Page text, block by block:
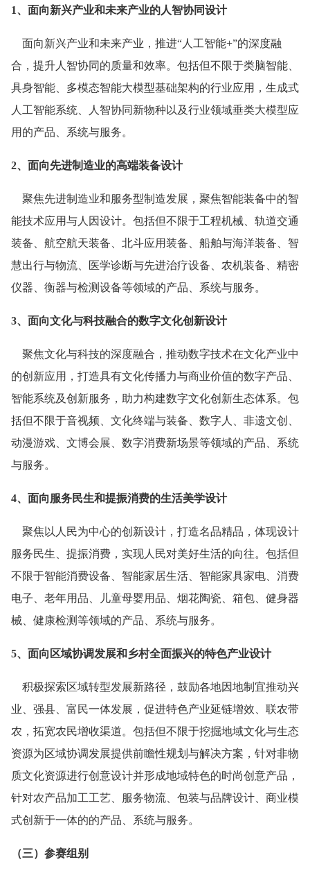
1、面向新兴产业和未来产业的人智协同设计
面向新兴产业和未来产业，推进“人工智能+”的深度融
合，提升人智协同的质量和效率。包括但不限于类脑智能、
具身智能、多模态智能大模型基础架构的行业应用，生成式
人工智能系统、人智协同新物种以及行业领域垂类大模型应
用的产品、系统与服务。
2、面向先进制造业的高端装备设计
聚焦先进制造业和服务型制造发展，聚焦智能装备中的智
能技术应用与人因设计。包括但不限于工程机械、轨道交通
装备、航空航天装备、北斗应用装备、船舶与海洋装备、智
慧出行与物流、医学诊断与先进治疗设备、农机装备、精密
仪器、衡器与检测设备等领域的产品、系统与服务。
3、面向文化与科技融合的数字文化创新设计
聚焦文化与科技的深度融合，推动数字技术在文化产业中
的创新应用，打造具有文化传播力与商业价值的数字产品、
智能系统及创新服务，助力构建数字文化创新生态体系。包
括但不限于音视频、文化终端与装备、数字人、非遗文创、
动漫游戏、文博会展、数字消费新场景等领域的产品、系统
与服务。
4、面向服务民生和提振消费的生活美学设计
聚焦以人民为中心的创新设计，打造名品精品，体现设计
服务民生、提振消费，实现人民对美好生活的向往。包括但
不限于智能消费设备、智能家居生活、智能家具家电、消费
电子、老年用品、儿童母婴用品、烟花陶瓷、箱包、健身器
械、健康检测等领域的产品、系统与服务。
5、面向区域协调发展和乡村全面振兴的特色产业设计
积极探索区域转型发展新路径，鼓励各地因地制宜推动兴
业、强县、富民一体发展，促进特色产业延链增效、联农带
农，拓宽农民增收渠道。包括但不限于挖掘地域文化与生态
资源为区域协调发展提供前瞻性规划与解决方案，针对非物
质文化资源进行创意设计并形成地域特色的时尚创意产品，
针对农产品加工工艺、服务物流、包装与品牌设计、商业模
式创新于一体的的产品、系统与服务。
（三）参赛组别